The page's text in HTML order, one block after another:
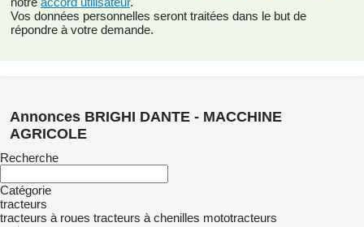
Vos données personnelles seront traitées dans le but de
répondre à votre demande.
Annonces BRIGHI DANTE - MACCHINE
AGRICOLE
Recherche
Catégorie
tracteurs
tracteurs à roues tracteurs à chenilles mototracteurs